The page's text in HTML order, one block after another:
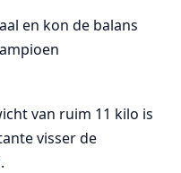
en kon de balans
van ruim 11 kilo is
visser de